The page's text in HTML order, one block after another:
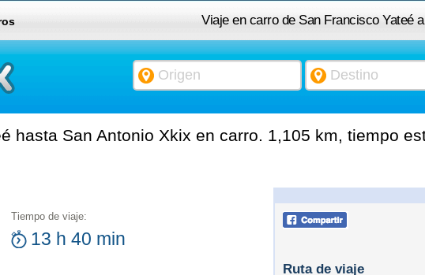
Viaje en carro de San Francisco Yateé
hasta San Antonio Xkix en carro. 1,105 km, tiempo
Tiempo de viaje:
13 h 40 min
Ruta de viaje